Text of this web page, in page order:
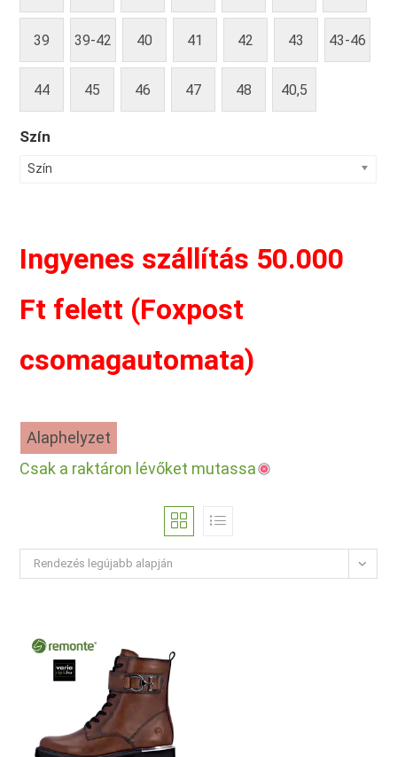
39 39-42 40 41 42 43 43-46
44 45 46 47 48 40,5
Szín
Szín
Ingyenes szállítás 50.000
Ft felett (Foxpost
csomagautomata)
Alaphelyzet
Csak a raktáron lévőket mutassa
Rendezés legújabb alapján